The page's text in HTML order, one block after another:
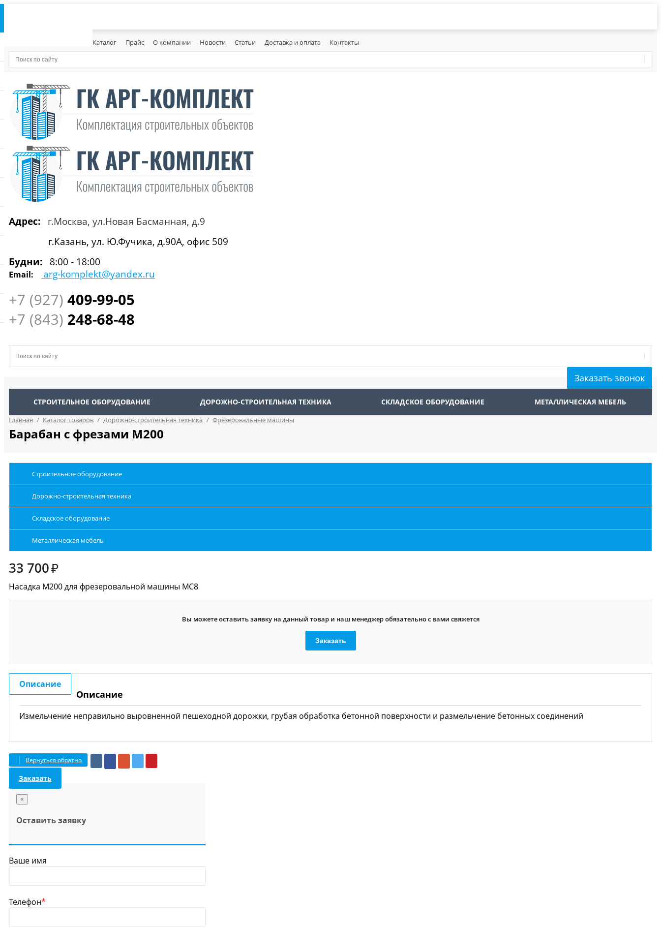
Каталог Прайс О компании Новости Статьи Доставка и оплата Контакты
Адрес:
г.Москва, ул.Новая Басманная, д.9
г.Казань, ул. Ю.Фучика, д.90А, офис 509
Будни:
8:00 - 18:00
Email: arg-komplekt@yandex.ru
+7 (927) 409-99-05
+7 (843) 248-68-48
Заказать звонок
СТРОИТЕЛЬНОЕ ОБОРУДОВАНИЕ ДОРОЖНО-СТРОИТЕЛЬНАЯ ТЕХНИКА СКЛАДСКОЕ ОБОРУДОВАНИЕ МЕТАЛЛИЧЕСКАЯ МЕБЕЛЬ
Главная / Каталог товаров / Дорожно-строительная техника / Фрезеровальные машины
Барабан с фрезами M200
Строительное оборудование
Дорожно-строительная техника
Складское оборудование
Металлическая мебель
33 700₽
Насадка М200 для фрезеровальной машины МС8
Вы можете оставить заявку на данный товар и наш менеджер обязательно с вами свяжется
Заказать
Описание
Описание
Измельчение неправильно выровненной пешеходной дорожки, грубая обработка бетонной поверхности и размельчение бетонных соединений
Вернуться обратно
Заказать
×
Оставить заявку
Ваше имя
Телефон*